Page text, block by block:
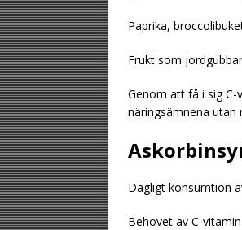
Paprika,
Frukt som
Genom att få i sig
näringsämnena utan
Dagligt konsumtion
Behovet av C-